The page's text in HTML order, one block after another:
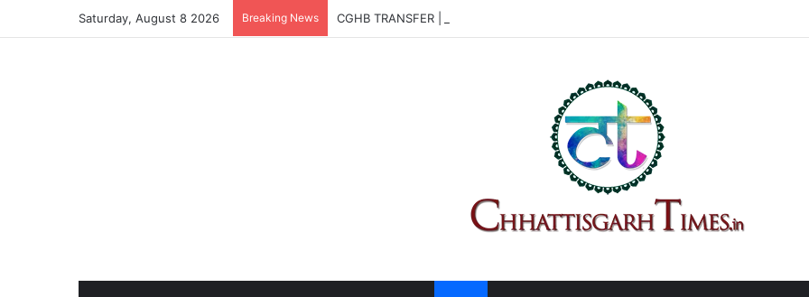
Saturday, August 8 2026 Breaking News CGHB TRANSFER | हाउसिंग बोर्ड में बदलाव, 3 अफसरों को नई जिम्मेदारी